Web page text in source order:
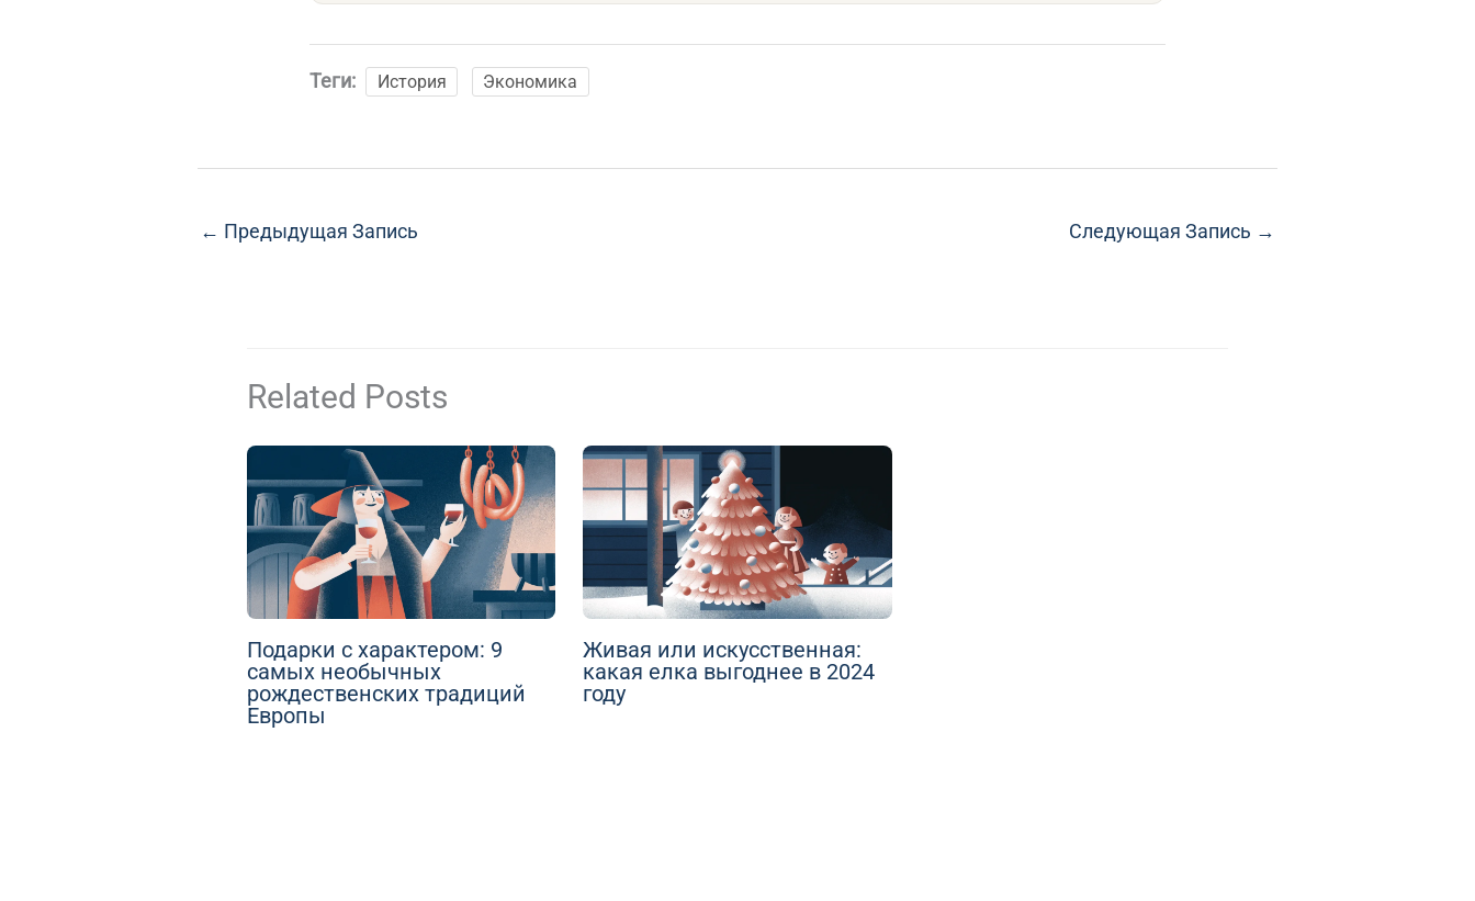
Теги: История Экономика
← Предыдущая Запись Следующая Запись →
Related Posts
Подарки с характером: 9
самых необычных
рождественских традиций
Европы
Живая или искусственная:
какая елка выгоднее в 2024
году